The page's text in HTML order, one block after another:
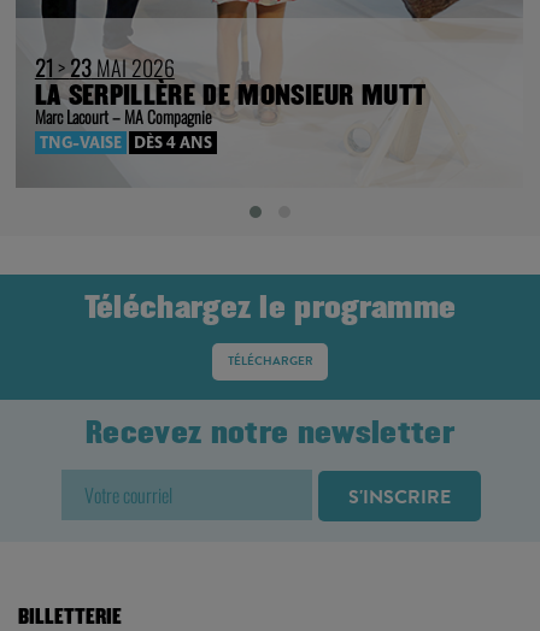
21 >23MAI 2026
LA SERPILLÈRE DE MONSIEUR MUTT
Marc Lacourt – MA Compagnie
TNG-VAISE DÈS 4 ANS
Téléchargez le programme
TÉLÉCHARGER
Recevez notre newsletter
BILLETTERIE